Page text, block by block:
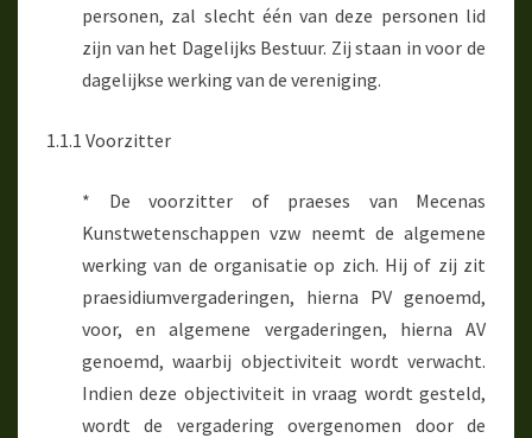
personen, zal slecht één van deze personen lid
zijn van het Dagelijks Bestuur. Zij staan in voor de
dagelijkse werking van de vereniging.
1.1.1 Voorzitter
* De voorzitter of praeses van Mecenas
Kunstwetenschappen vzw neemt de algemene
werking van de organisatie op zich. Hij of zij zit
praesidiumvergaderingen, hierna PV genoemd,
voor, en algemene vergaderingen, hierna AV
genoemd, waarbij objectiviteit wordt verwacht.
Indien deze objectiviteit in vraag wordt gesteld,
wordt de vergadering overgenomen door de